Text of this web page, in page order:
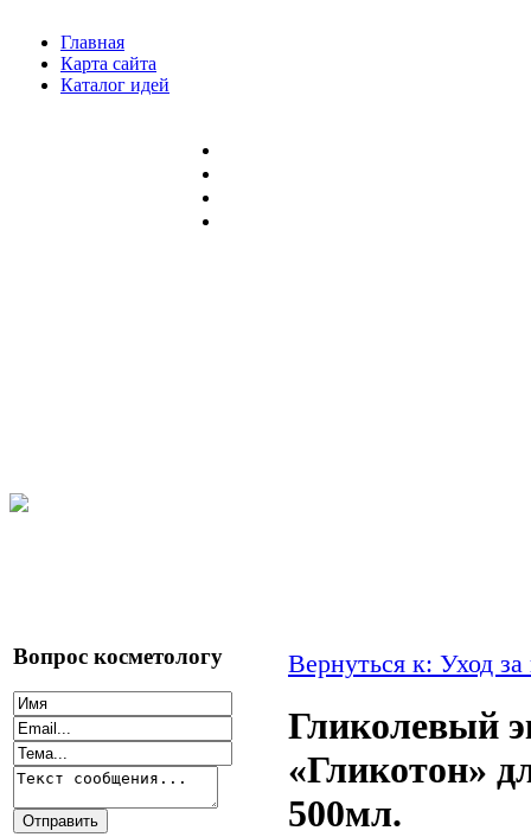
Главная
Карта сайта
Каталог идей
Вопрос косметологу Вернуться к: Уход за
Гликолевый
«Гликотон»
500мл.